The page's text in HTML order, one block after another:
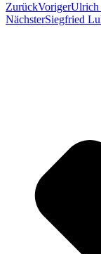
ZurückVorigerUlrich
NächsterSiegfried